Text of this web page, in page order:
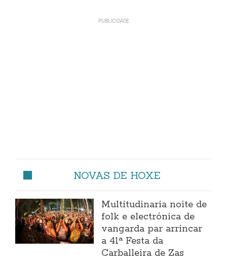
NOVAS DE HOXE
Multitudinaria noite de
folk e electrónica de
vangarda par arrincar
a 41ª Festa da
Carballeira de Zas